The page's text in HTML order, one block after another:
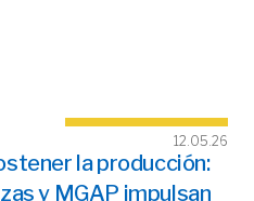
12.05.26
la producción:
y MGAP impulsan